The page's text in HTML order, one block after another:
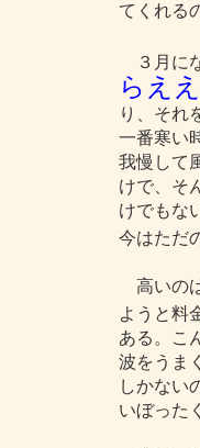
てくれる
３月に
らえ
り、それ
一番寒い
我慢して
けで、そ
けでもな
今はただ
高いの
ようと料
ある。こ
波をうま
しかない
いぼった